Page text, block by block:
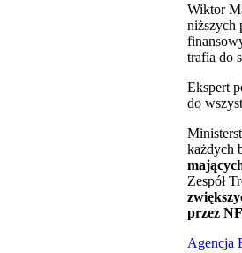
Wiktor
niższych
trafia do
Ekspert
do
każdych
Zespół
przez
Agencja